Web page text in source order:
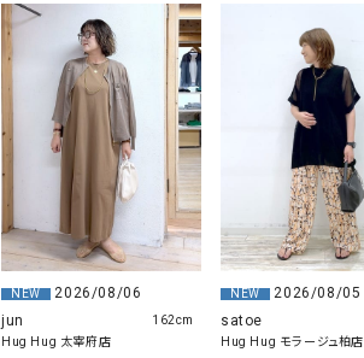
帽子
ソックス
その他雑貨
NEW
2026/08/06
jun
Hug Hug 太宰府店
162cm
NEW
2026/08/05
satoe
Hug Hug モラージュ柏店